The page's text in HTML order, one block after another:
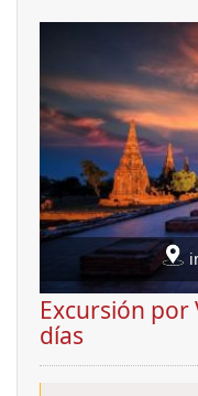
Excursión por
días